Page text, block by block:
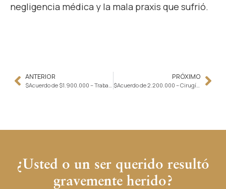
negligencia médica y la mala praxis que sufrió.
ANTERIOR
$Acuerdo de $1.900.000 – Trabajador de la construcción golpeado por ascensor, cae de andamio
PRÓXIMO
$Acuerdo de 2.200.000 – Cirugía espinal negligente causa parálisis parcial
¿Usted o un ser querido resultó
gravemente herido?